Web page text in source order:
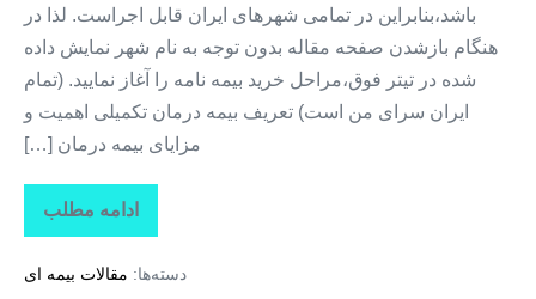
باشد،بنابراین در تمامی شهرهای ایران قابل اجراست. لذا در
هنگام بازشدن صفحه مقاله بدون توجه به نام شهر نمایش داده
شده در تیتر فوق،مراحل خرید بیمه نامه را آغاز نمایید. (تمام
ایران سرای من است) تعریف بیمه درمان تکمیلی اهمیت و
مزایای بیمه درمان […]
ادامه مطلب
تاراز
بیمه
بیمه
دسته‌ها: مقالات بیمه ای